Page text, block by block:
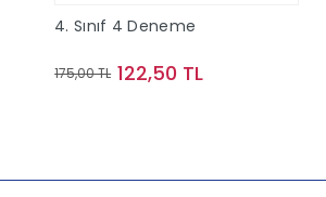
4. Sınıf 4 Deneme
175,00 TL 122,50 TL